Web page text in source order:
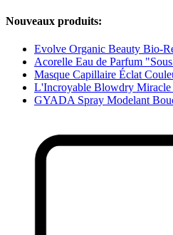
Nouveaux produits:
Evolve Organic Beauty Bio-
Acorelle Eau de Parfum
Masque Capillaire Éclat
L'Incroyable Blowdry Miracle
GYADA Spray Modelant